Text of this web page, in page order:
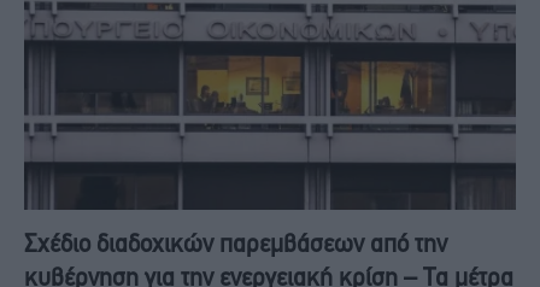
Σχέδιο διαδοχικών παρεμβάσεων από την
κυβέρνηση για την ενεργειακή κρίση – Τα μέτρα